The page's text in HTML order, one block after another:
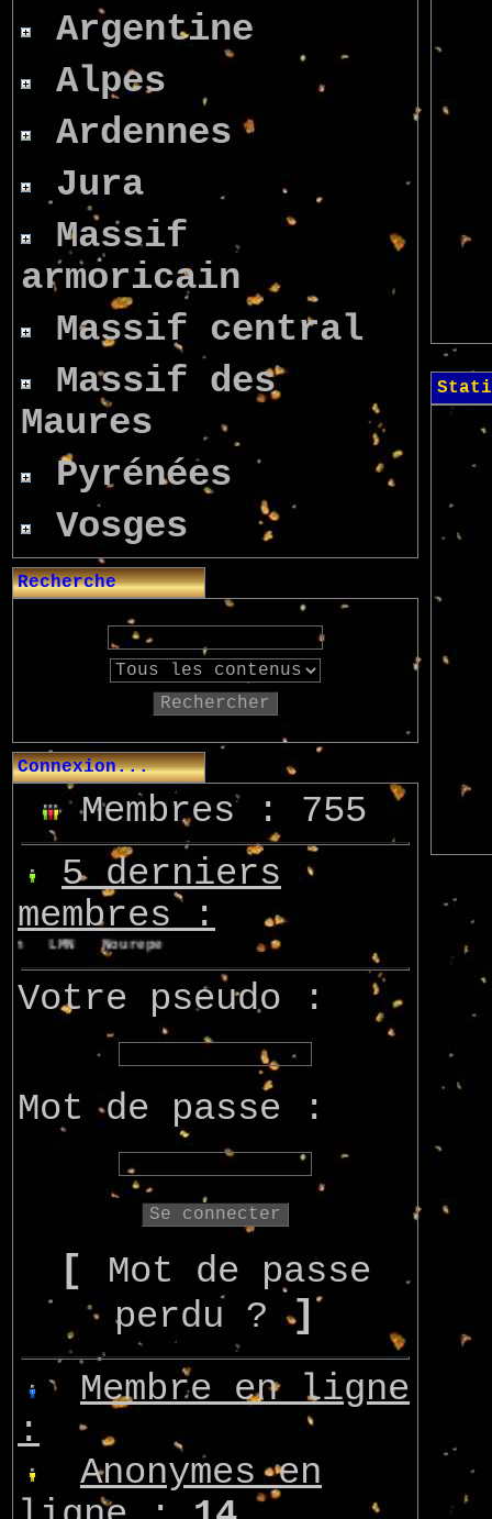
Argentine
Alpes
Ardennes
Jura
Massif
armoricain
Massif central
Massif des
Maures
Pyrénées
Vosges
Recherche
Rechercher
Connexion...
Membres : 755
5 derniers
membres :
LMN Nourepe Marcsupilami
Votre pseudo :
Mot de passe :
[ Mot de passe
perdu ? ]
Membre en ligne
:
Anonymes en